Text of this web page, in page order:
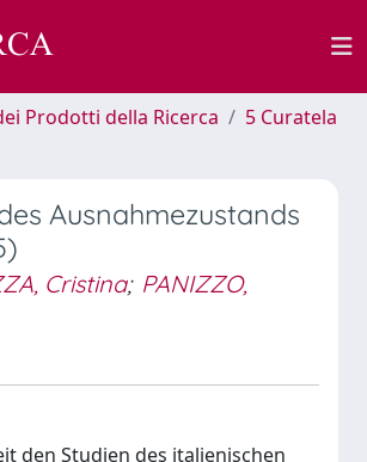
Prodotti della Ricerca
5 Curatela
Ausnahmezustands
Cristina; PANIZZO,
den Studien des italienischen